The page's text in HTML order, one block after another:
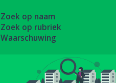
Zoek op naam
Zoek op rubriek
Waarschuwing